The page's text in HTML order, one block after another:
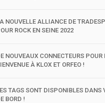
NOUVELLE ALLIANCE DE
ROCK EN SEINE 2022
NOUVEAUX CONNECTEURS POUR
À KLOX ET ORFEO !
TAGS SONT DISPONIBLES DANS
BORD !